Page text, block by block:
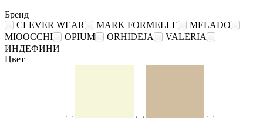
Бренд
CLEVER WEAR
MARK FORMELLE
MELADO
MIOOCCHI
OPIUM ORHIDEJA
VALERIA
ИНДЕФИНИ
Цвет